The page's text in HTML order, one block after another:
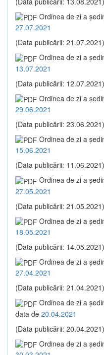
Ordinea de zi a
27.07.2021
(Data publicării: 21.07.2021)
Ordinea de zi a
13.07.2021
(Data publicării: 12.07.2021)
Ordinea de zi a
29.06.2021
(Data publicării: 23.06.2021)
Ordinea de zi a
15.06.2021
(Data publicării: 11.06.2021)
Ordinea de zi a
27.05.2021
(Data publicării: 21.05.2021)
Ordinea de zi a
18.05.2021
(Data publicării: 14.05.2021)
Ordinea de zi a
27.04.2021
(Data publicării: 21.04.2021)
Ordinea de zi a
data de 20.04.2021
(Data publicării: 20.04.2021)
Ordinea de zi a